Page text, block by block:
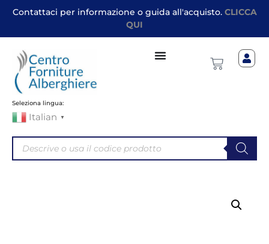
Contattaci per informazione o guida all'acquisto. CLICCA
QUI
Seleziona lingua:
Italian ▼